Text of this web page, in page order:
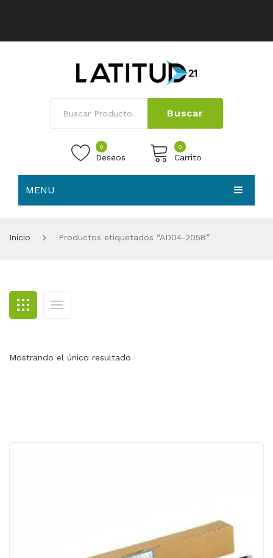
Buscar
0
Deseos
0
Carrito
MENU
BLOG
CONTACTO
Inicio Productos etiquetados “AD04-2058”
Mostrando el único resultado